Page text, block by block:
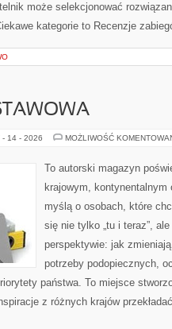
może selekcjonować
kategorie to Recenzje
- 14 - 2026 MOŻLIWOŚĆ
To autorski magazyn
krajowym, kontynentalnym
myślą o osobach, które
się nie tylko „tu i teraz”,
perspektywie: jak
potrzeby podopiecznych,
państwa. To miejsce
z różnych krajów